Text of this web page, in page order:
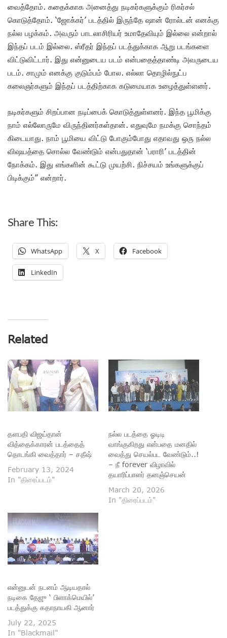
வைத்தோம். கதைக்காக அனைத்து நடிகர்களுக்கும் ரிகர்சல்
கொடுத்தோம். ‘ஜோக்கர்’ படத்தில் இருந்தே ஷான் ரோல்டன் எனக்கு
நல்ல பழக்கம். அவரும் பாடலாசிரியர் உமாதேவியும் இல்லை என்றால்
இந்தப் படம் இல்லை. ஸ்ரீதர் இந்தப் படத்துக்காக ஆறு படங்களை
விட்டுவிட்டார். இது என்னுடைய படம் என்பதைத்தாண்டி அவருடைய
படம். சாமும் எனக்கு குடும்பம் போல. எல்லா தொழில்நுட்ப
கலைஞர்களும் இந்தப் படத்திற்காக கடுமையாக உழைத்துள்ளனர்.
நடிகர்களும் சிறப்பான நடிப்பைக் கொடுத்துள்ளனர். இந்த பூமிக்கு
நாம் எல்லோருமே விருந்தினர்கள்தான். எதுவுமே நமக்கு சொந்தம்
கிடையாது. நாம் பூமியை விட்டு போகும்போது எதாவது ஒரு நல்ல
விஷயத்தை சொல்ல வேண்டும் என்பதுதான் ‘பராரி’ படத்தின்
நோக்கம். இது எங்களின் கூட்டு முயற்சி. நிச்சயம் உங்களுக்குப்
பிடிக்கும்” என்றார்.
Share This:
WhatsApp X Facebook
LinkedIn
Related
தளபதி விஜய்தான்
வித்தைக்காரன் படத்தைத்
தொடங்கி வைத்தார் – சதீஷ்
February 13, 2024
In "திரைப்படம்"
நல்ல படத்தை ஓடிடி
வாங்குகிறது என்பதை மனதில்
வைத்து செயல்பட வேண்டும்..!
– நீ forever விழாவில்
தயாரிப்பாளர் தனஞ்செயன்
March 20, 2026
In "திரைப்படம்"
என்னுடன் நடனம் ஆடியதால்
நடிகை தேஜு ‘ பிளாக்மெயில்’
படத்துக்கு கதாநாயகி ஆனார்
July 22, 2025
In "Blackmail"